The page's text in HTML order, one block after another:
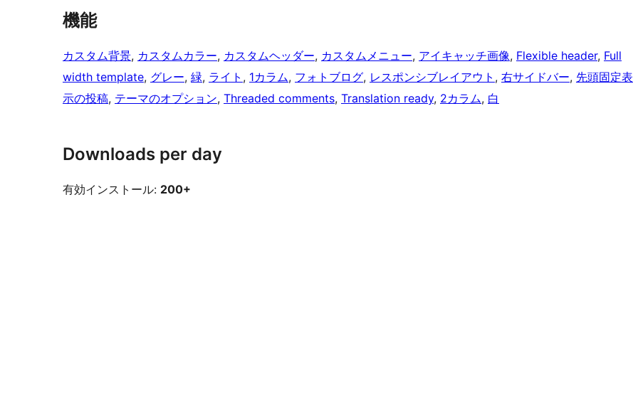
機能
カスタム背景, カスタムカラー, カスタムヘッダー, カスタムメニュー, アイキャッチ画像, Flexible header, Full
width template, グレー, 緑, ライト , 1カラム, フォトブログ, レスポンシブレイアウト , 右サイドバー, 先頭固定表
示の投稿, テーマのオプション, Threaded comments, Translation ready, 2カラム, 白
Downloads per day
有効インストール: 200+